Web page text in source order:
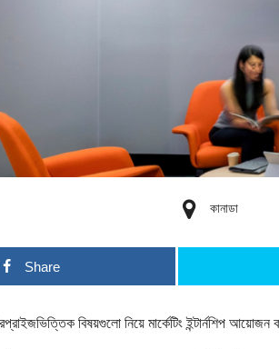
কানাডা
Share
বিষয়গুলো নিয়ে মার্কেটিং ইন্টার্নশিপ আয়োজন